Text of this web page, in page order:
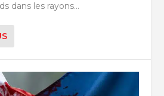
dans les rayons...